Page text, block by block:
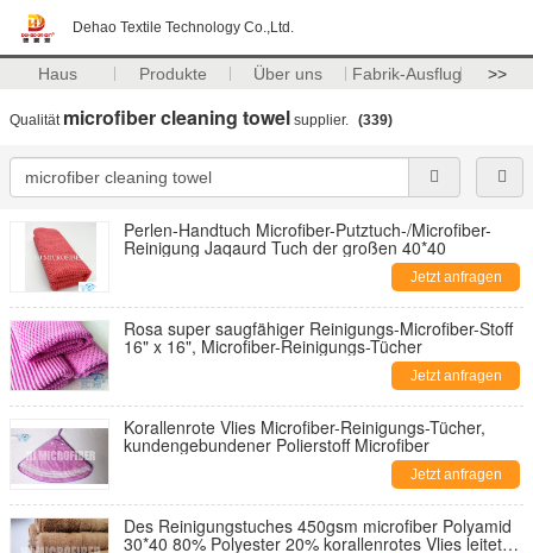
Dehao Textile Technology Co.,Ltd.
Haus Produkte Über uns Fabrik-Ausflug >>
Qualität microfiber cleaning towel supplier. (339)
Perlen-Handtuch Microfiber-Putztuch-/Microfiber-
Reinigung Jaqaurd Tuch der großen 40*40
Jetzt anfragen
Rosa super saugfähiger Reinigungs-Microfiber-Stoff
16" x 16", Microfiber-Reinigungs-Tücher
Jetzt anfragen
Korallenrote Vlies Microfiber-Reinigungs-Tücher,
kundengebundener Polierstoff Microfiber
Jetzt anfragen
Des Reinigungstuches 450gsm microfiber Polyamid
30*40 80% Polyester 20% korallenrotes Vlies leitete